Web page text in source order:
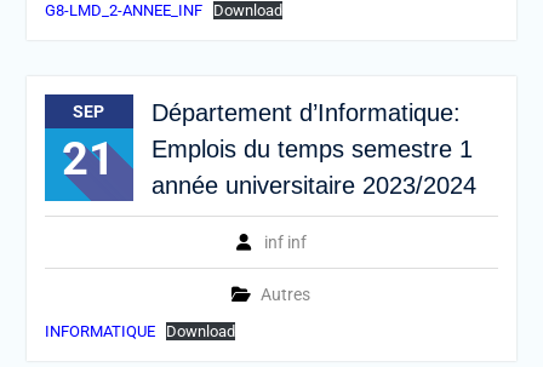
G8-LMD_2-ANNEE_INF
Download
SEP
21
Département d’Informatique:
Emplois du temps semestre 1
année universitaire 2023/2024
inf inf
Autres
INFORMATIQUE Download